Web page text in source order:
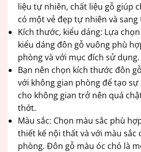
liệu tự nhiên, chất liệu gỗ giúp
có một vẻ đẹp tự nhiên và sang
Kích thước, kiểu dáng: Lựa
kiểu dáng đôn gỗ vuông phù
phòng và với mục đích sử dụng.
Bạn nên chọn kích thước đôn
với không gian phòng để tạo
cho không gian trở nên quá
thớt.
Màu sắc: Chọn màu sắc phù
thiết kế nội thất và với màu sắc
phòng. Đôn gỗ màu óc chó là